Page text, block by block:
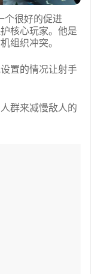
个很好的促进
核心玩家。他是
组织冲突。
置的情况让射手
群来减慢敌人的